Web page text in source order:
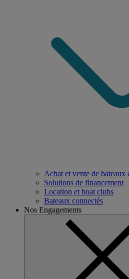
Achat et vente de bateaux
Solutions de financement
Location et boat clubs
Bateaux connectés
Nos Engagements